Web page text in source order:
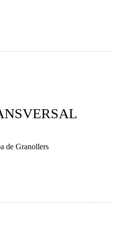
de Granollers